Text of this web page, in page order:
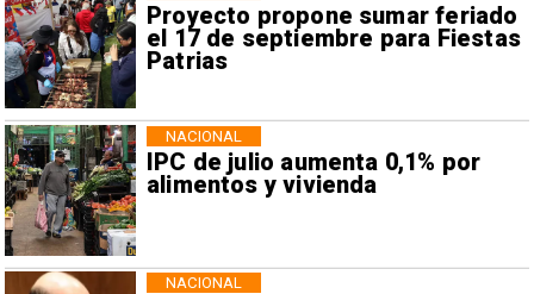
Proyecto propone sumar feriado
el 17 de septiembre para Fiestas
Patrias
IPC de julio aumenta 0,1% por
alimentos y vivienda
NACIONAL
NACIONAL